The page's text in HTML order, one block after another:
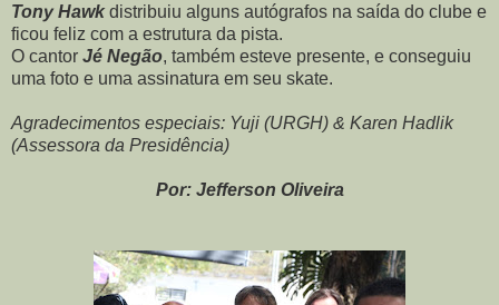
Tony Hawkdistribuiu alguns autógrafos na saída do clube e
ficou feliz com a estrutura da pista.
O cantor Jé Negão, também esteve presente, e conseguiu
uma foto e uma assinatura em seu skate.
Agradecimentos especiais: Yuji (URGH) & Karen Hadlik
(Assessora da Presidência)
Por: Jefferson Oliveira